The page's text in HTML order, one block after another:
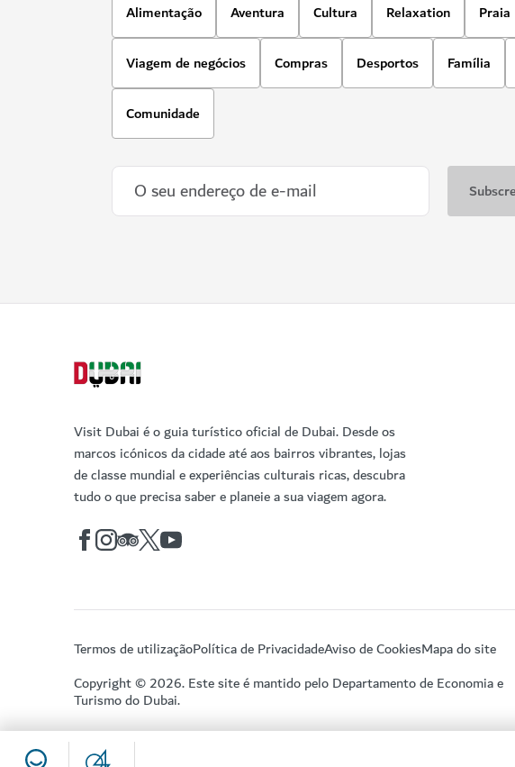
Alimentação Aventura Cultura Relaxation Praia
Viagem de negócios Compras Desportos Família
Comunidade
Visit Dubai é o guia turístico oficial de Dubai. Desde os
marcos icónicos da cidade até aos bairros vibrantes, lojas
de classe mundial e experiências culturais ricas, descubra
tudo o que precisa saber e planeie a sua viagem agora.
Termos de utilizaçãoPolítica de PrivacidadeAviso de CookiesMapa do site
Copyright © 2026. Este site é mantido pelo Departamento de Economia e
Turismo do Dubai.